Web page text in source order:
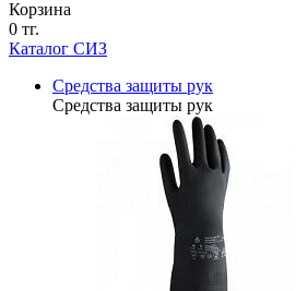
Корзина
0 тг.
Каталог СИЗ
Средства защиты рук
Средства защиты рук